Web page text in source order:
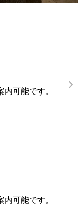
可能です。
可能です。